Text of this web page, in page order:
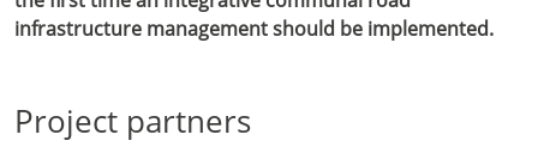
infrastructure management should be implemented.
Project partners